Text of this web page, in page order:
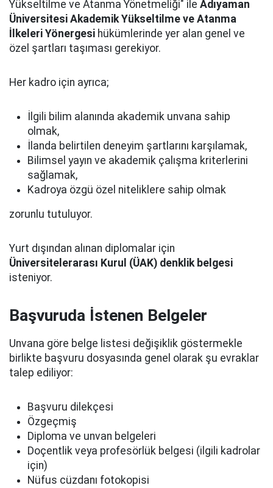
Yükseltilme ve Atanma Yönetmeliği" ile Adıyaman
Üniversitesi Akademik Yükseltilme ve Atanma
İlkeleri Yönergesi hükümlerinde yer alan genel ve
özel şartları taşıması gerekiyor.
Her kadro için ayrıca;
İlgili bilim alanında akademik unvana sahip
olmak,
İlanda belirtilen deneyim şartlarını karşılamak,
Bilimsel yayın ve akademik çalışma kriterlerini
sağlamak,
Kadroya özgü özel niteliklere sahip olmak
zorunlu tutuluyor.
Yurt dışından alınan diplomalar için
Üniversitelerarası Kurul (ÜAK) denklik belgesi
isteniyor.
Başvuruda İstenen Belgeler
Unvana göre belge listesi değişiklik göstermekle
birlikte başvuru dosyasında genel olarak şu evraklar
talep ediliyor:
Başvuru dilekçesi
Özgeçmiş
Diploma ve unvan belgeleri
Doçentlik veya profesörlük belgesi (ilgili kadrolar
için)
Nüfus cüzdanı fotokopisi